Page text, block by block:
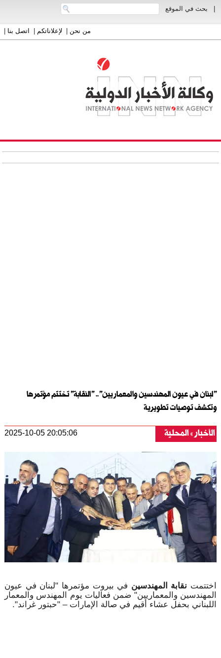
بحث في الموقع
من نحن| لإعلاناتكم| اتصل بنا|
"لبنان في عيون المهندسين والمعماريين".. "النقابة" تختتم مؤتمرها
وتكشف توصيات تطويرية
الأخبار المحلية 2025-10-05 20:05:06
اختتمت نقابة المهندسينفي بيروت مؤتمرها "لبنان في عيون
المهندسين والمعماريين" ضمن فعاليات يوم المهندس والمعمار
اللبناني بحفل عشاء أقيم في صالة الإمارات – "حبتور غراند".